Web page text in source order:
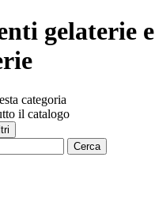
gelaterie e
categoria
il catalogo
Cerca